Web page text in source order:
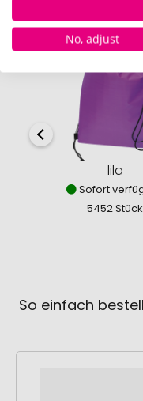
Verfügbare
lila
Sofort
5452 Stück
So einfach
No, adjust